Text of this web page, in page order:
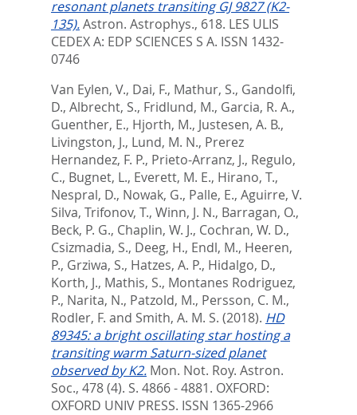
resonant planets transiting GJ 9827 (K2-
135).Astron. Astrophys., 618. LES ULIS
CEDEX A: EDP SCIENCES S A. ISSN 1432-
0746
Van Eylen, V., Dai, F., Mathur, S., Gandolfi,
D., Albrecht, S., Fridlund, M., Garcia, R. A.,
Guenther, E., Hjorth, M., Justesen, A. B.,
Livingston, J., Lund, M. N., Prerez
Hernandez, F. P., Prieto-Arranz, J., Regulo,
C., Bugnet, L., Everett, M. E., Hirano, T.,
Nespral, D., Nowak, G., Palle, E., Aguirre, V.
Silva, Trifonov, T., Winn, J. N., Barragan, O.,
Beck, P. G., Chaplin, W. J., Cochran, W. D.,
Csizmadia, S., Deeg, H., Endl, M., Heeren,
P., Grziwa, S., Hatzes, A. P., Hidalgo, D.,
Korth, J., Mathis, S., Montanes Rodriguez,
P., Narita, N., Patzold, M., Persson, C. M.,
Rodler, F. and Smith, A. M. S. (2018). HD
89345: a bright oscillating star hosting a
transiting warm Saturn-sized planet
observed by K2. Mon. Not. Roy. Astron.
Soc., 478 (4). S. 4866 - 4881. OXFORD:
OXFORD UNIV PRESS. ISSN 1365-2966